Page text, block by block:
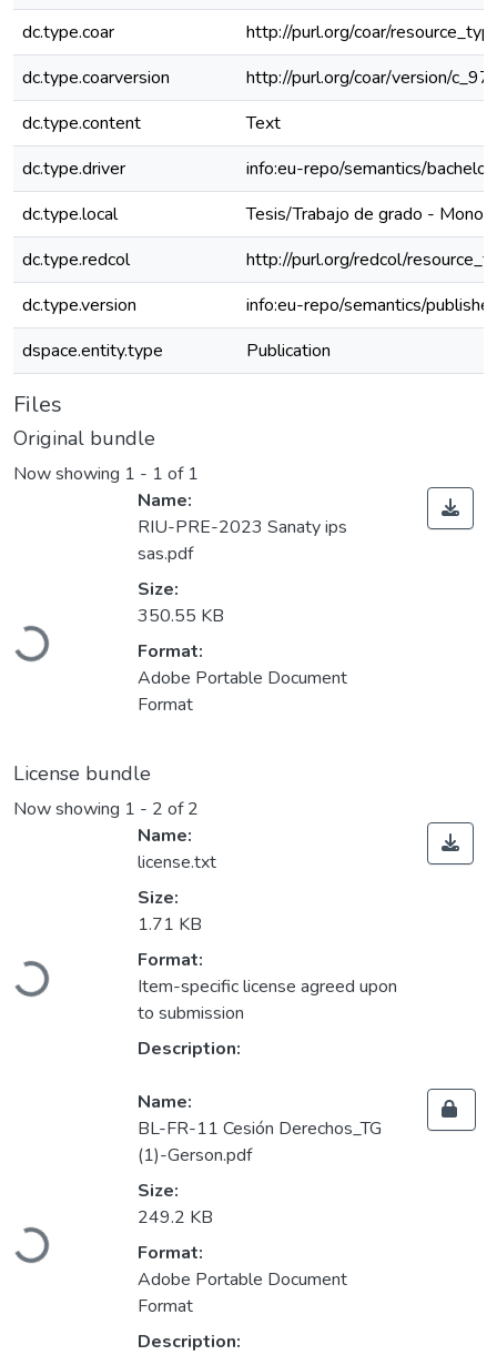
dc.type.coar
http://purl.org/coar/
dc.type.coarversion
http://purl.org/coar/version/
dc.type.content
Text
dc.type.driver
info:eu-repo/semantics/
dc.type.local
Tesis/Trabajo de grado -
dc.type.redcol
http://purl.org/redcol/
dc.type.version
info:eu-repo/semantics/
dspace.entity.type
Publication
Files
Original bundle
Now showing 1 - 1 of 1
Loading...
Name:
RIU-PRE-2023 Sanaty ips
sas.pdf
Size:
350.55 KB
Format:
Adobe Portable Document
Format
License bundle
Now showing 1 - 2 of 2
Loading...
Name:
license.txt
Size:
1.71 KB
Format:
Item-specific license agreed upon
to submission
Description:
Loading...
Name:
BL-FR-11 Cesión Derechos_TG
(1)-Gerson.pdf
Size:
249.2 KB
Format:
Adobe Portable Document
Format
Description: